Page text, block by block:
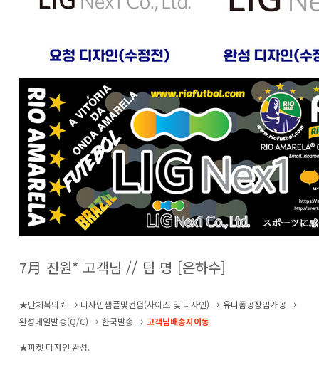
7月 진원* 고객님 // 팀 명 [은하수]
★단체복의뢰 → 디자인샘플및컨펌(사이즈 및 디자인) → 유니폼공장임가공→
완성메일발송(Q/C) → 한국발송 → 고객님배송지이동
★피켓 디자인 완성.